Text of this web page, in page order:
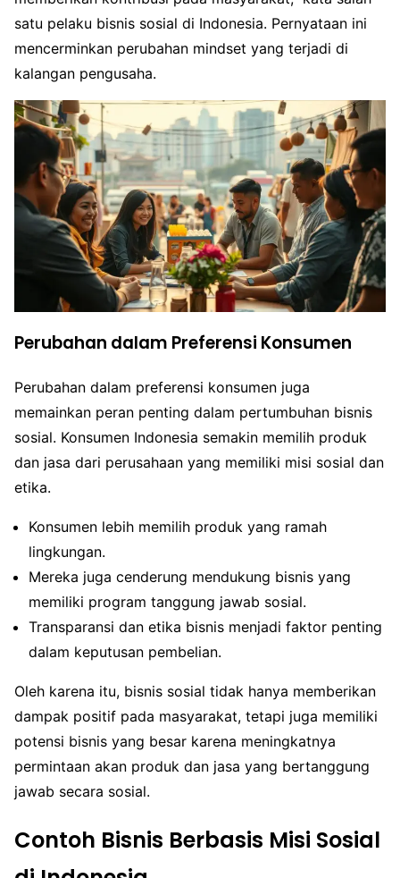
satu pelaku bisnis sosial di Indonesia. Pernyataan ini
mencerminkan perubahan mindset yang terjadi di
kalangan pengusaha.
Perubahan dalam Preferensi Konsumen
Perubahan dalam preferensi konsumen juga
memainkan peran penting dalam pertumbuhan bisnis
sosial. Konsumen Indonesia semakin memilih produk
dan jasa dari perusahaan yang memiliki misi sosial dan
etika.
Konsumen lebih memilih produk yang ramah
lingkungan.
Mereka juga cenderung mendukung bisnis yang
memiliki program tanggung jawab sosial.
Transparansi dan etika bisnis menjadi faktor penting
dalam keputusan pembelian.
Oleh karena itu, bisnis sosial tidak hanya memberikan
dampak positif pada masyarakat, tetapi juga memiliki
potensi bisnis yang besar karena meningkatnya
permintaan akan produk dan jasa yang bertanggung
jawab secara sosial.
Contoh Bisnis Berbasis Misi Sosial